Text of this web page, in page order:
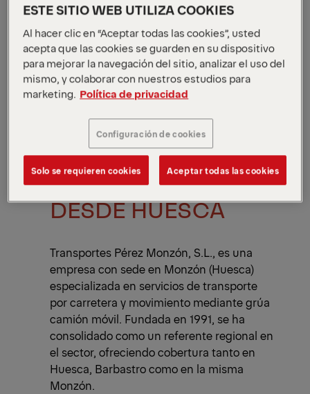
TRANSPORTES
PÉREZ MONZÓN S.L,
DESDE HUESCA
Transportes Pérez Monzón, S.L., es una
empresa con sede en Monzón (Huesca)
especializada en servicios de transporte
por carretera y movimiento mediante grúa
camión móvil. Fundada en 1991, se ha
consolidado como un referente regional en
el sector, ofreciendo cobertura tanto en
Huesca, Barbastro como en la misma
Monzón.
ESTE SITIO WEB UTILIZA COOKIES
Al hacer clic en “Aceptar todas las cookies”, usted
acepta que las cookies se guarden en su dispositivo
para mejorar la navegación del sitio, analizar el uso del
mismo, y colaborar con nuestros estudios para
marketing. Política de privacidad
Configuración de cookies
Solo se requieren cookies Aceptar todas las cookies